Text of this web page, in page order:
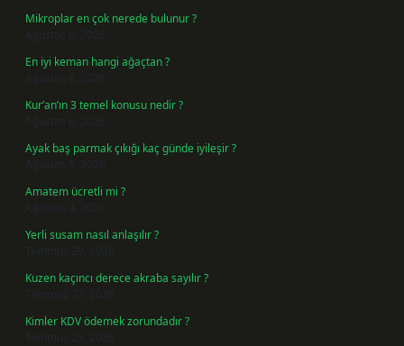
Mikroplar en çok nerede bulunur ?
Ağustos 8, 2026
En iyi keman hangi ağaçtan ?
Ağustos 6, 2026
Kur’an’ın 3 temel konusu nedir ?
Ağustos 6, 2026
Ayak baş parmak çıkığı kaç günde iyileşir ?
Ağustos 5, 2026
Amatem ücretli mi ?
Ağustos 4, 2026
Yerli susam nasıl anlaşılır ?
Temmuz 29, 2026
Kuzen kaçıncı derece akraba sayılır ?
Temmuz 27, 2026
Kimler KDV ödemek zorundadır ?
Temmuz 25, 2026